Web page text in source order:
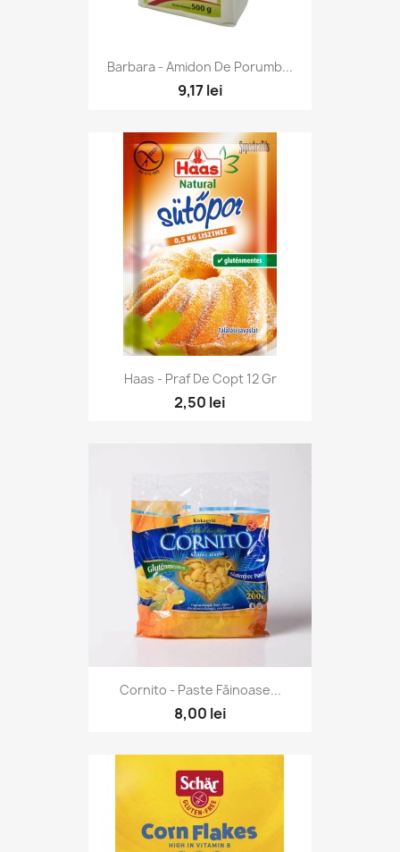
Barbara - Amidon De Porumb...
9,17 lei
Haas - Praf De Copt 12 Gr
2,50 lei
Cornito - Paste Făinoase...
8,00 lei